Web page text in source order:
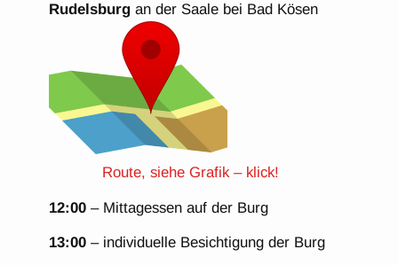
Rudelsburg an der Saale bei Bad Kösen
Route, siehe Grafik – klick!
12:00 – Mittagessen auf der Burg
13:00 – individuelle Besichtigung der Burg